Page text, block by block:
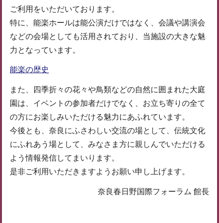
ご利用をいただいております。
特に、能楽ホールは能公演だけではなく、会議や講演会
などの会場としても活用されており、当施設の大きな魅
力となっています。
能楽の歴史
また、四季折々の花々や鳥類などの自然に囲まれた大庭
園は、イベントの参加者だけでなく、お立ち寄りの全て
の方にお楽しみいただける魅力にあふれています。
今後とも、奈良にふさわしい交流の場として、伝統文化
にふれあう場として、みなさま方に親しんでいただける
よう情報発信してまいります。
是非ご利用いただきますようお願い申し上げます。
奈良春日野国際フォーラム 館長